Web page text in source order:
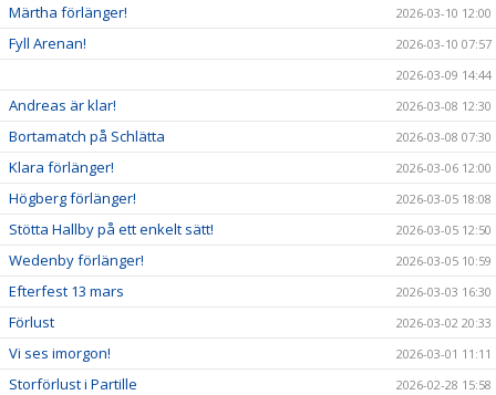
Märtha förlänger! 2026-03-10 12:00
Fyll Arenan!
2026-03-10 07:57
2026-03-09 14:44
Andreas är klar! 2026-03-08 12:30
Bortamatch på Schlätta 2026-03-08 07:30
Klara förlänger! 2026-03-06 12:00
Högberg förlänger! 2026-03-05 18:08
Stötta Hallby på ett enkelt sätt! 2026-03-05 12:50
Wedenby förlänger! 2026-03-05 10:59
Efterfest 13 mars 2026-03-03 16:30
Förlust 2026-03-02 20:33
Vi ses imorgon! 2026-03-01 11:11
Storförlust i Partille 2026-02-28 15:58